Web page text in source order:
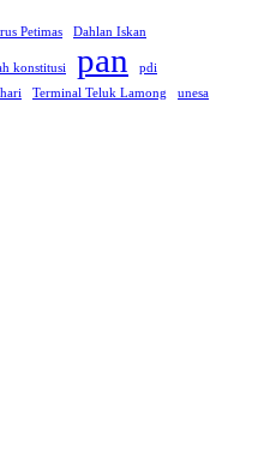
Petimas Dahlan Iskan
konstitusi pan
pdi
Terminal Teluk Lamong
unesa